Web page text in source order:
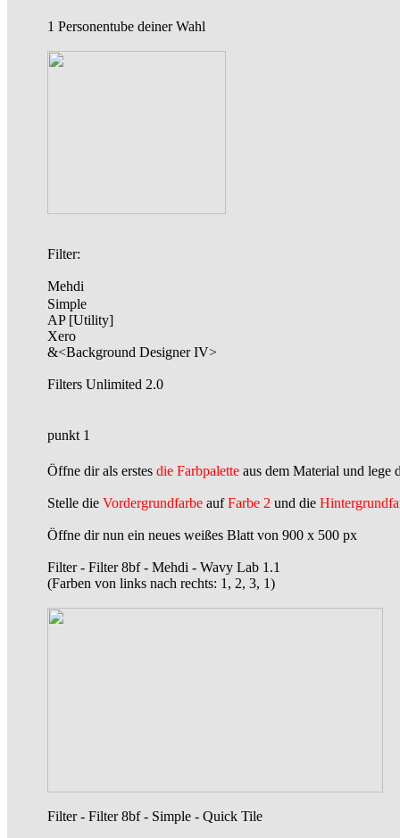
1 Personentube deiner Wahl
Filter:
Mehdi
Simple
AP [Utility]
Xero
&<Background Designer IV>
Filters Unlimited 2.0
punkt 1
Öffne dir als erstes die Farbpalette aus dem Material und lege
Stelle die Vordergrundfarbe aufFarbe 2 und die
Öffne dir nun ein neues weißes Blatt von 900 x 500 px
Filter - Filter 8bf - Mehdi - Wavy Lab 1.1
(Farben von links nach rechts: 1, 2, 3, 1)
Filter - Filter 8bf - Simple - Quick Tile